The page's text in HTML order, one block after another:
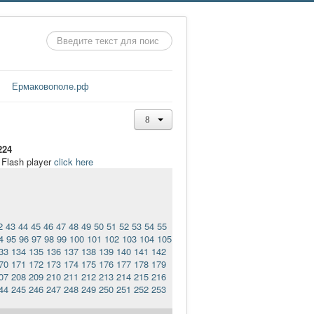
Искать...
Ермаковополе.рф
playerclick here
43 44 45 46 47 48 49 50 51 52 53 54 55
95 96 97 98 99 100 101 102 103 104 105
134 135 136 137 138 139 140 141 142
171 172 173 174 175 176 177 178 179
208 209 210 211 212 213 214 215 216
245 246 247 248 249 250 251 252 253